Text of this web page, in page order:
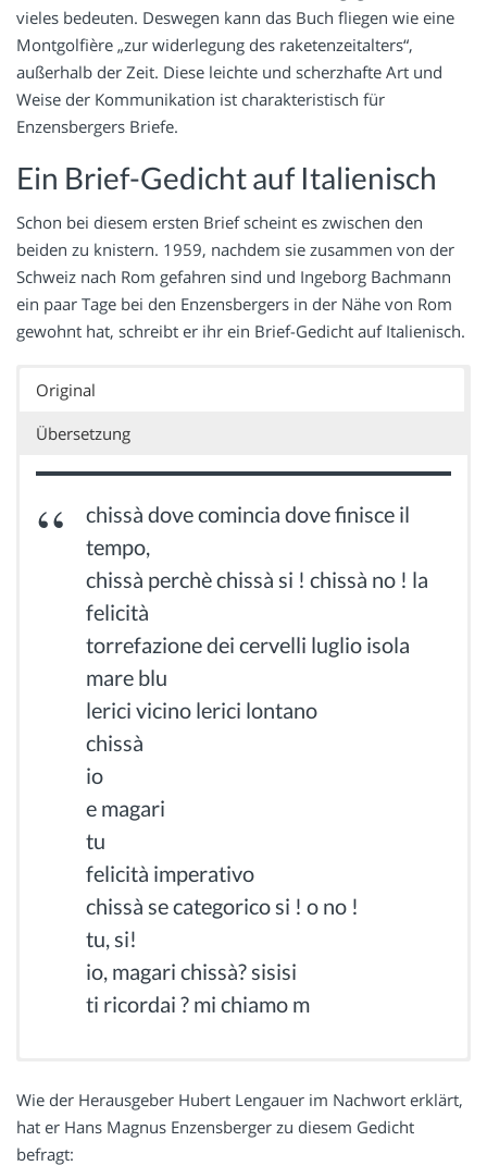
vieles bedeuten. Deswegen kann das Buch fliegen wie eine
Montgolfière „zur widerlegung des raketenzeitalters“,
außerhalb der Zeit. Diese leichte und scherzhafte Art und
Weise der Kommunikation ist charakteristisch für
Enzensbergers Briefe.
Ein Brief-Gedicht auf Italienisch
Schon bei diesem ersten Brief scheint es zwischen den
beiden zu knistern. 1959, nachdem sie zusammen von der
Schweiz nach Rom gefahren sind und Ingeborg Bachmann
ein paar Tage bei den Enzensbergers in der Nähe von Rom
gewohnt hat, schreibt er ihr ein Brief-Gedicht auf Italienisch.
Original
Übersetzung
chissà dove comincia dove finisce il
tempo,
chissà perchè chissà si ! chissà no ! la
felicità
torrefazione dei cervelli luglio isola
mare blu
lerici vicino lerici lontano
chissà
io
e magari
tu
felicità imperativo
chissà se categorico si ! o no !
tu, si!
io, magari chissà? sisisi
ti ricordai ? mi chiamo m
wer weiß wo sie beginnt wo sie endet
die zeit,
Wie der Herausgeber Hubert Lengauer im Nachwort erklärt,
hat er Hans Magnus Enzensberger zu diesem Gedicht
befragt: